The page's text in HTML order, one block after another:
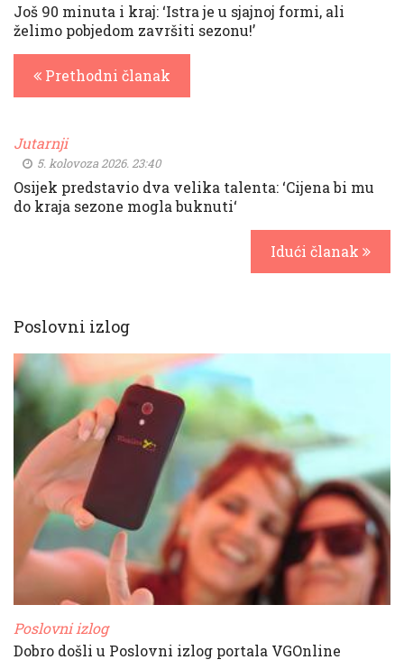
Još 90 minuta i kraj: ‘Istra je u sjajnoj formi, ali
želimo pobjedom završiti sezonu!’
Prethodni članak
Jutarnji
5. kolovoza 2026. 23:40
Osijek predstavio dva velika talenta: ‘Cijena bi mu
do kraja sezone mogla buknuti‘
Idući članak
Poslovni izlog
Poslovni izlog
Dobro došli u Poslovni izlog portala VGOnline